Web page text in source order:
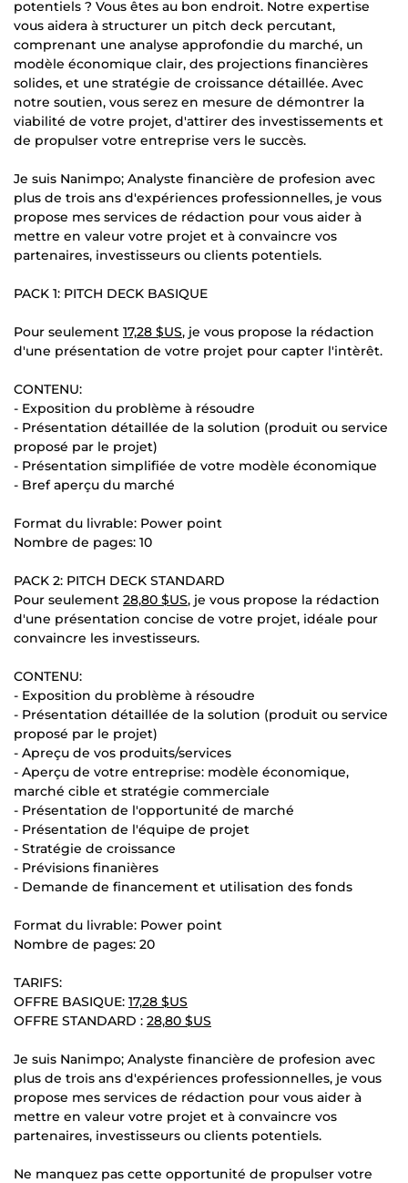
potentiels ? Vous êtes au bon endroit. Notre expertise
vous aidera à structurer un pitch deck percutant,
comprenant une analyse approfondie du marché, un
modèle économique clair, des projections financières
solides, et une stratégie de croissance détaillée. Avec
notre soutien, vous serez en mesure de démontrer la
viabilité de votre projet, d'attirer des investissements et
de propulser votre entreprise vers le succès.
Je suis Nanimpo; Analyste financière de profesion avec
plus de trois ans d'expériences professionnelles, je vous
propose mes services de rédaction pour vous aider à
mettre en valeur votre projet et à convaincre vos
partenaires, investisseurs ou clients potentiels.
PACK 1: PITCH DECK BASIQUE
Pour seulement 17,28 $US, je vous propose la rédaction
d'une présentation de votre projet pour capter l'intèrêt.
CONTENU:
- Exposition du problème à résoudre
- Présentation détaillée de la solution (produit ou service
proposé par le projet)
- Présentation simplifiée de votre modèle économique
- Bref aperçu du marché
Format du livrable: Power point
Nombre de pages: 10
PACK 2: PITCH DECK STANDARD
Pour seulement 28,80 $US, je vous propose la rédaction
d'une présentation concise de votre projet, idéale pour
convaincre les investisseurs.
CONTENU:
- Exposition du problème à résoudre
- Présentation détaillée de la solution (produit ou service
proposé par le projet)
- Apreçu de vos produits/services
- Aperçu de votre entreprise: modèle économique,
marché cible et stratégie commerciale
- Présentation de l'opportunité de marché
- Présentation de l'équipe de projet
- Stratégie de croissance
- Prévisions finanières
- Demande de financement et utilisation des fonds
Format du livrable: Power point
Nombre de pages: 20
TARIFS:
OFFRE BASIQUE: 17,28 $US
OFFRE STANDARD : 28,80 $US
Je suis Nanimpo; Analyste financière de profesion avec
plus de trois ans d'expériences professionnelles, je vous
propose mes services de rédaction pour vous aider à
mettre en valeur votre projet et à convaincre vos
partenaires, investisseurs ou clients potentiels.
Ne manquez pas cette opportunité de propulser votre